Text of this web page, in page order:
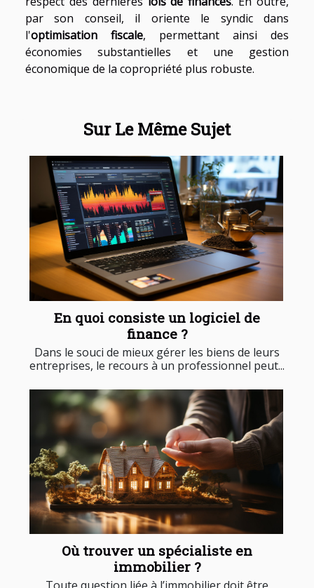
par son conseil, il oriente le syndic dans
l'optimisation fiscale, permettant ainsi des
économies substantielles et une gestion
économique de la copropriété plus robuste.
Sur Le Même Sujet
En quoi consiste un logiciel de
finance ?
Dans le souci de mieux gérer les biens de leurs
entreprises, le recours à un professionnel peut...
Où trouver un spécialiste en
immobilier ?